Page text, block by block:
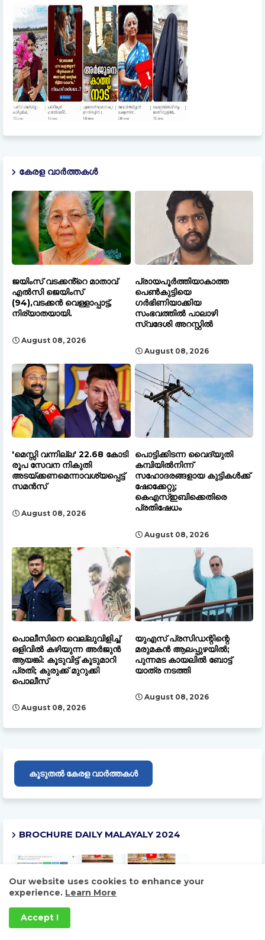
കേരള വാർത്തകൾ
ജയിംസ് വടക്കൻ്റെ മാതാവ്
എൽസി ജെയിംസ്
(94),വടക്കൻ വെള്ളാപ്പാട്ട്,
നിര്യാതയായി.
August 08, 2026
പ്രായപൂർത്തിയാകാത്ത
പെൺകുട്ടിയെ
ഗർഭിണിയാക്കിയ
സംഭവത്തിൽ പാലാഴി
സ്വദേശി അറസ്റ്റിൽ
August 08, 2026
'മെസ്സി വന്നില്ല' 22.68 കോടി
രൂപ സേവന നികുതി
അടയ്ക്കണമെന്നാവശ്യപ്പെട്ട്
സമൻസ്
August 08, 2026
പൊട്ടിക്കിടന്ന വൈദ്യുതി
കമ്പിയിൽനിന്ന്
സഹോദരങ്ങളായ കുട്ടികൾക്ക്
ഷോക്കേറ്റു;
കെഎസ്ഇബിക്കെതിരെ
പ്രതിഷേധം
August 08, 2026
പൊലീസിനെ വെല്ലുവിളിച്ച്
ഒളിവിൽ കഴിയുന്ന അർജുൻ
ആയങ്കി: കൂടുവിട്ട് കൂടുമാറി
പ്രതി; കുരുക്ക് മുറുക്കി
പൊലീസ്
August 08, 2026
യുഎസ് പ്രസിഡന്റിന്റെ
മരുമകൻ ആലപ്പുഴയിൽ;
പുന്നമട കായലിൽ ബോട്ട്
യാത്ര നടത്തി
August 08, 2026
കൂടുതൽ കേരള വാർത്തകൾ
BROCHURE DAILY MALAYALY 2024
Our website uses cookies to enhance your
experience. Learn More
Accept !